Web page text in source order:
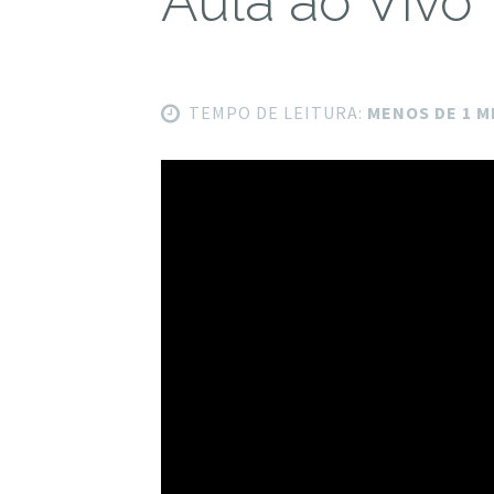
TEMPO DE LEITURA: MENOS DE 1